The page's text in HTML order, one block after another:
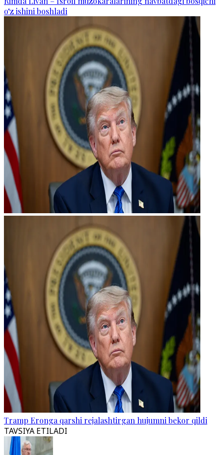
o‘z ishini boshladi
Tramp Eronga qarshi rejalashtirgan hujumni bekor qildi
TAVSIYA ETILADI